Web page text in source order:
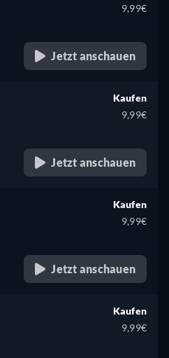
9,99€
Jetzt anschauen
Kaufen
9,99€
Jetzt anschauen
Kaufen
9,99€
Jetzt anschauen
Kaufen
9,99€